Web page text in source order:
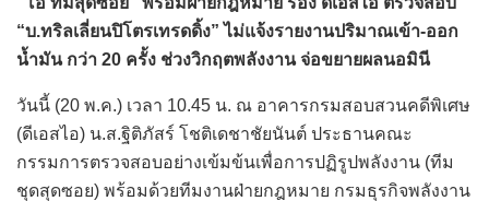
“บ.ทริลเลี่ยนปิโตรเทรดดิ้ง” ไม่แจ้งรายงานปริมาณเข้า-ออก
น้ำมัน กว่า 20 ครั้ง ช่วงวิกฤตพลังงาน จ่อขยายผลนอมินี
วันนี้ (20 พ.ค.) เวลา 10.45 น. ณ อาคารกรมสอบสวนคดีพิเศษ
(ดีเอสไอ) น.ส.ฐิติภัสร์ โชติเดชาชัยนันต์ ประธานคณะ
กรรมการตรวจสอบอย่างเข้มข้นเพื่อการปฏิรูปพลังงาน (ทีม
ชุดสุดซอย) พร้อมด้วยทีมงานฝ่ายกฎหมาย กรมธุรกิจพลังงาน